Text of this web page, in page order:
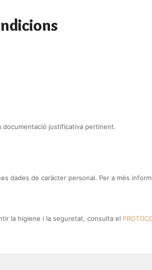
documentació justificativa pertinent.
dades de caràcter personal. Per a més
la higiene i la seguretat, consulta el